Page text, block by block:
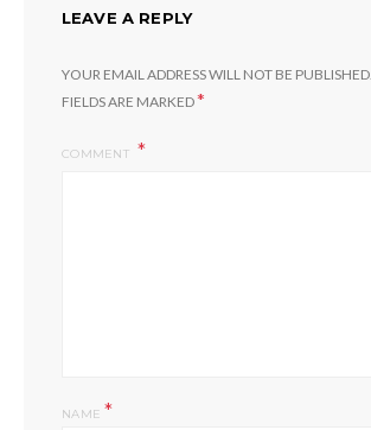
LEAVE A REPLY
YOUR EMAIL ADDRESS WILL NOT BE PUBLISHED.
FIELDS ARE MARKED*
COMMENT
NAME*